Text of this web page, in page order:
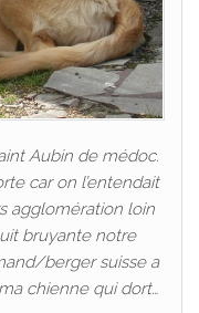
Aubin de médoc.
car on l’entendait
agglomération loin
bruyante notre
berger suisse a
chienne qui dort…